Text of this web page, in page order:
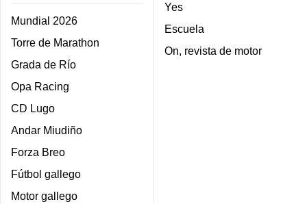
Mundial 2026
Torre de Marathon
Grada de Río
Opa Racing
CD Lugo
Andar Miudiño
Forza Breo
Fútbol gallego
Motor gallego
Yes
Escuela
On, revista de motor